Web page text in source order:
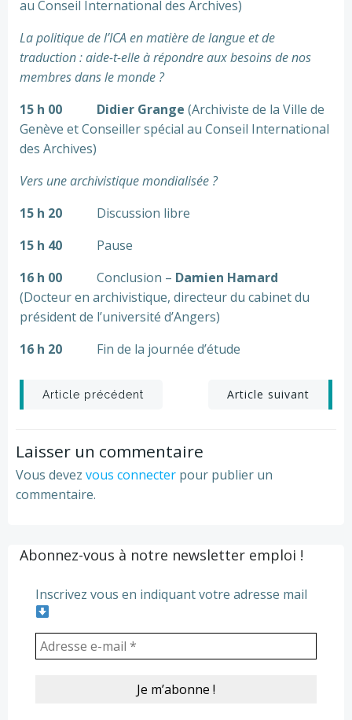
au Conseil International des Archives)
La politique de l’ICA en matière de langue et de
traduction : aide-t-elle à répondre aux besoins de nos
membres dans le monde ?
15 h 00
Didier Grange (Archiviste de la Ville de
Genève et Conseiller spécial au Conseil International
des Archives)
Vers une archivistique mondialisée ?
15 h 20 Discussion libre
15 h 40 Pause
16 h 00 Conclusion – Damien Hamard
(Docteur en archivistique, directeur du cabinet du
président de l’université d’Angers)
16 h 20 Fin de la journée d’étude
Post
navigation
Article précédent
Post
navigation
Article suivant
Laisser un commentaire
Vous devez vous connecter pour publier un
commentaire.
Abonnez-vous à notre newsletter emploi !
Inscrivez vous en indiquant votre adresse mail